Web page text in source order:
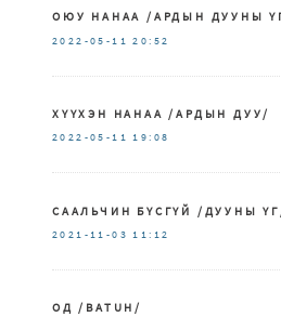
ОЮУ НАНАА /АРДЫН ДУУНЫ
2022-05-11 20:52
ХҮҮХЭН НАНАА /АРДЫН ДУУ/
2022-05-11 19:08
СААЛЬЧИН БҮСГҮЙ /ДУУНЫ
2021-11-03 11:12
ОД /BATUH/